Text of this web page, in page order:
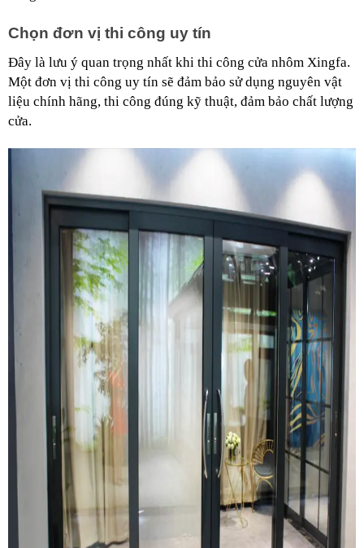
Chọn đơn vị thi công uy tín
Đây là lưu ý quan trọng nhất khi thi công cửa nhôm Xingfa.
Một đơn vị thi công uy tín sẽ đảm bảo sử dụng nguyên vật
liệu chính hãng, thi công đúng kỹ thuật, đảm bảo chất lượng
cửa.